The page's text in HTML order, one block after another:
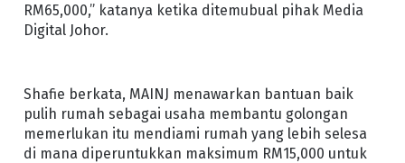
RM65,000,” katanya ketika ditemubual pihak Media
Digital Johor.
Shafie berkata, MAINJ menawarkan bantuan baik
pulih rumah sebagai usaha membantu golongan
memerlukan itu mendiami rumah yang lebih selesa
di mana diperuntukkan maksimum RM15,000 untuk